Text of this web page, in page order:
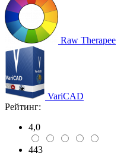
Raw Therapee
VariCAD
Рейтинг:
4,0
443